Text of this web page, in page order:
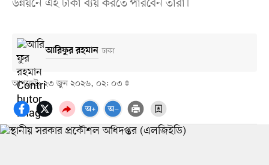
উন্নয়নে এই টাকা ব্যয় করতে পারবেন তাঁরা।
আরিফুর রহমান ঢাকা
আপডেট: ২৩ জুন ২০২৬, ০২: ০৩